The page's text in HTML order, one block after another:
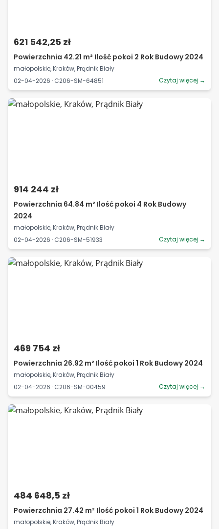
621 542,25 zł
Powierzchnia 42.21 m² Ilość pokoi 2 Rok Budowy 2024
małopolskie, Kraków, Prądnik Biały
02-04-2026 · C206-SM-64851
Czytaj więcej →
914 244 zł
Powierzchnia 64.84 m² Ilość pokoi 4 Rok Budowy
2024
małopolskie, Kraków, Prądnik Biały
02-04-2026 · C206-SM-51933
Czytaj więcej →
469 754 zł
Powierzchnia 26.92 m² Ilość pokoi 1 Rok Budowy 2024
małopolskie, Kraków, Prądnik Biały
02-04-2026 · C206-SM-00459
Czytaj więcej →
484 648,5 zł
Powierzchnia 27.42 m² Ilość pokoi 1 Rok Budowy 2024
małopolskie, Kraków, Prądnik Biały